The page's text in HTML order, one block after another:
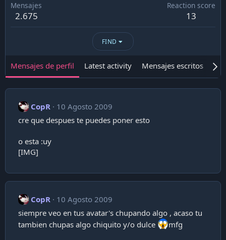
Mensajes
2.675
Reaction score
13
FIND
Mensajes de perfil Latest activity Mensajes escritos
CopR
10 Agosto 2009
cre que despues te puedes poner esto
o esta :uy
[IMG]
CopR
10 Agosto 2009
siempre veo en tus avatar's chupando algo , acaso tu
tambien chupas algo chiquito y/o dulce
mfg